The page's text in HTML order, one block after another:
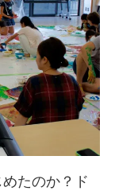
たのか？ド